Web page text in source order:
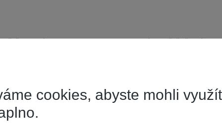
Ty zbylé programy, co jsou zde vyjemnované tak určitě některé z nich
ČT24 a Prima, no a potom to jsou ty HD kanály National
o něco víc. Takže vlastně nic moc, chtělo by to přidat.
cookies, abyste mohli